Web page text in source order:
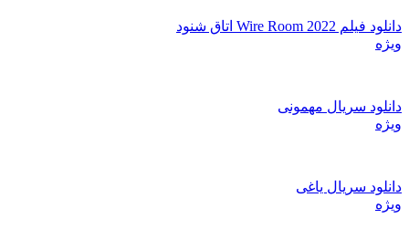
دانلود فیلم Wire Room 2022 اتاق شنود
ویژه
دانلود سریال مهمونی
ویژه
دانلود سریال یاغی
ویژه